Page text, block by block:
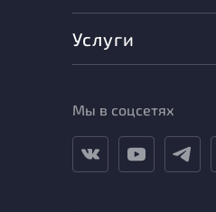
Услуги
Мы в соцсетях